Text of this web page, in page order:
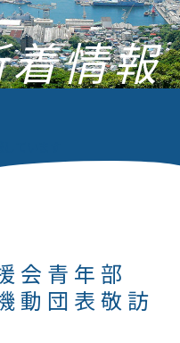
情報
会青年部
動団表敬訪